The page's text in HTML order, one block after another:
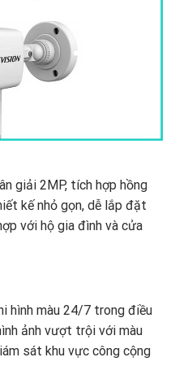
giải 2MP, tích hợp hồng
kế nhỏ gọn, dễ lắp đặt
với hộ gia đình và cửa
hình màu 24/7 trong điều
ảnh vượt trội với màu
sát khu vực công cộng